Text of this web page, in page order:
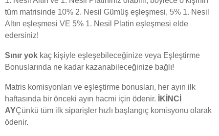
tüm matrisinde 10% 2. Nesil Gümüş eşleşmesi, 5% 1. Nesil
Altın eşleşmesi VE 5% 1. Nesil Platin eşleşmesi elde
edersiniz!
Sınır yok kaç kişiyle eşleşebileceğinize veya Eşleştirme
Bonuslarında ne kadar kazanabileceğinize bağlı!
Matris komisyonları ve eşleştirme bonusları, her ayın ilk
haftasında bir önceki ayın hacmi için ödenir.
İKİNCİ
AYÇünkü tüm ilk siparişler hızlı başlangıç komisyonu olarak
ödenir.